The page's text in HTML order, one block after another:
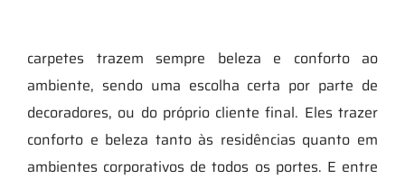
carpetes trazem sempre beleza e conforto ao
ambiente, sendo uma escolha certa por parte de
decoradores, ou do próprio cliente final. Eles trazer
conforto e beleza tanto às residências quanto em
ambientes corporativos de todos os portes. E entre